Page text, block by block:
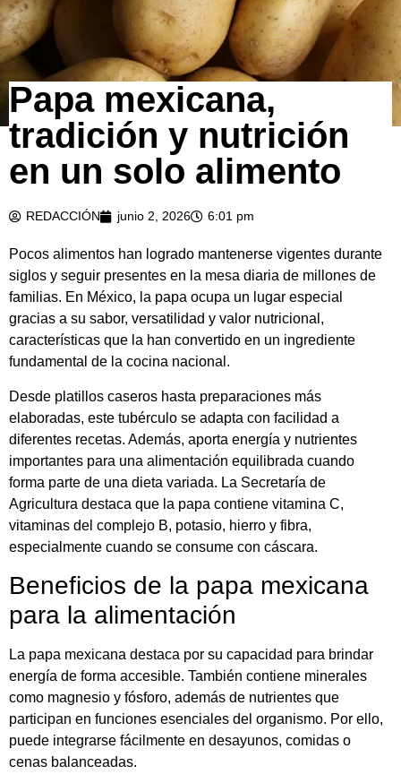
Papa mexicana,
tradición y nutrición
en un solo alimento
REDACCIÓN junio 2, 2026 6:01 pm
Pocos alimentos han logrado mantenerse vigentes durante
siglos y seguir presentes en la mesa diaria de millones de
familias. En México, la papa ocupa un lugar especial
gracias a su sabor, versatilidad y valor nutricional,
características que la han convertido en un ingrediente
fundamental de la cocina nacional.
Desde platillos caseros hasta preparaciones más
elaboradas, este tubérculo se adapta con facilidad a
diferentes recetas. Además, aporta energía y nutrientes
importantes para una alimentación equilibrada cuando
forma parte de una dieta variada. La Secretaría de
Agricultura destaca que la papa contiene vitamina C,
vitaminas del complejo B, potasio, hierro y fibra,
especialmente cuando se consume con cáscara.
Beneficios de la papa mexicana
para la alimentación
La papa mexicana destaca por su capacidad para brindar
energía de forma accesible. También contiene minerales
como magnesio y fósforo, además de nutrientes que
participan en funciones esenciales del organismo. Por ello,
puede integrarse fácilmente en desayunos, comidas o
cenas balanceadas.